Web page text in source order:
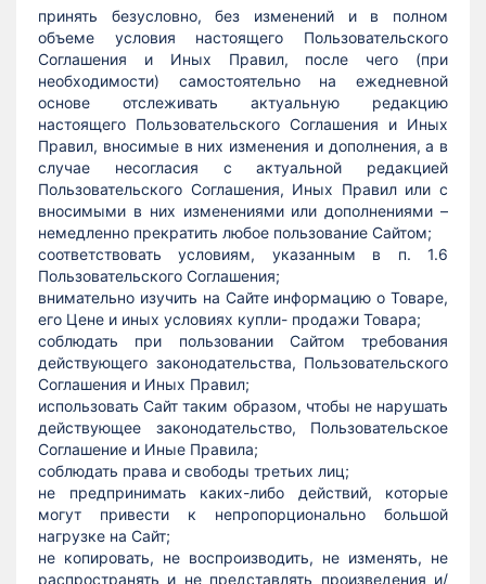
принять безусловно, без изменений и в полном
объеме условия настоящего Пользовательского
Соглашения и Иных Правил, после чего (при
необходимости) самостоятельно на ежедневной
основе отслеживать актуальную редакцию
настоящего Пользовательского Соглашения и Иных
Правил, вносимые в них изменения и дополнения, а в
случае несогласия с актуальной редакцией
Пользовательского Соглашения, Иных Правил или с
вносимыми в них изменениями или дополнениями –
немедленно прекратить любое пользование Сайтом;
соответствовать условиям, указанным в п. 1.6
Пользовательского Соглашения;
внимательно изучить на Сайте информацию о Товаре,
его Цене и иных условиях купли- продажи Товара;
соблюдать при пользовании Сайтом требования
действующего законодательства, Пользовательского
Соглашения и Иных Правил;
использовать Сайт таким образом, чтобы не нарушать
действующее законодательство, Пользовательское
Соглашение и Иные Правила;
соблюдать права и свободы третьих лиц;
не предпринимать каких-либо действий, которые
могут привести к непропорционально большой
нагрузке на Сайт;
не копировать, не воспроизводить, не изменять, не
распространять и не представлять произведения и/